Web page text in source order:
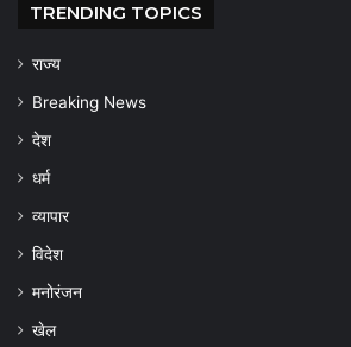
TRENDING TOPICS
राज्य
Breaking News
देश
धर्म
व्यापार
विदेश
मनोरंजन
खेल